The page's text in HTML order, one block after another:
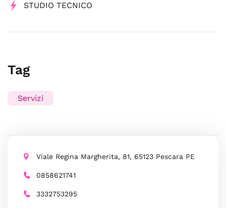
STUDIO TECNICO
Tag
Servizi
Viale Regina Margherita, 81, 65123 Pescara PE
0858621741
3332753295